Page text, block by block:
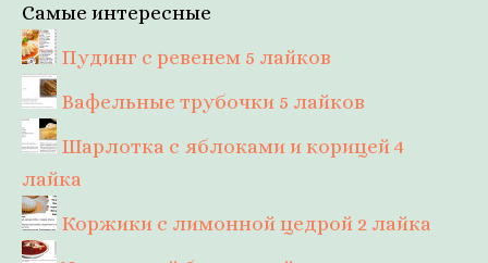
Самые интересные
Пудинг с ревенем 5 лайков
Вафельные трубочки 5 лайков
Шарлотка с яблоками и корицей4
лайка
Коржики с лимонной цедрой 2 лайка